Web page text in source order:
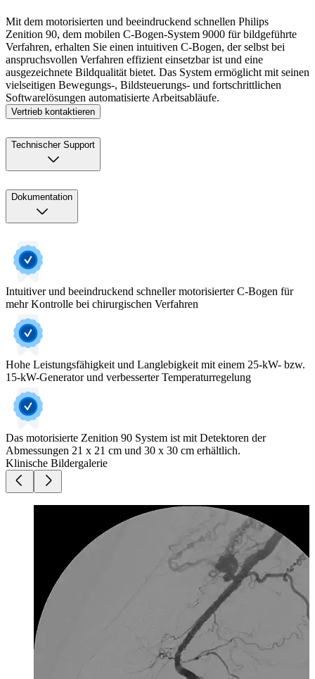
Mit dem motorisierten und beeindruckend schnellen Philips
Zenition 90, dem mobilen C-Bogen-System 9000 für bildgeführte
Verfahren, erhalten Sie einen intuitiven C-Bogen, der selbst bei
anspruchsvollen Verfahren effizient einsetzbar ist und eine
ausgezeichnete Bildqualität bietet. Das System ermöglicht mit seinen
vielseitigen Bewegungs-, Bildsteuerungs- und fortschrittlichen
Softwarelösungen automatisierte Arbeitsabläufe.
Vertrieb kontaktieren
Technischer Support
Dokumentation
Intuitiver und beeindruckend schneller motorisierter C-Bogen für
mehr Kontrolle bei chirurgischen Verfahren
Hohe Leistungsfähigkeit und Langlebigkeit mit einem 25-kW- bzw.
15-kW-Generator und verbesserter Temperaturregelung
Das motorisierte Zenition 90 System ist mit Detektoren der
Abmessungen 21 x 21 cm und 30 x 30 cm erhältlich.
Klinische Bildergalerie